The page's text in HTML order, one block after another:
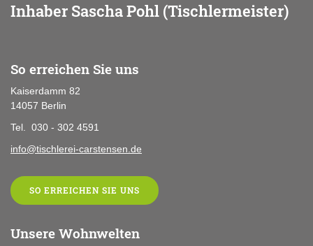
Inhaber Sascha Pohl (Tischlermeister)
So erreichen Sie uns
Kaiserdamm 82
14057 Berlin
Tel. 030 - 302 4591
info@tischlerei-carstensen.de
SO ERREICHEN SIE UNS
Unsere Wohnwelten